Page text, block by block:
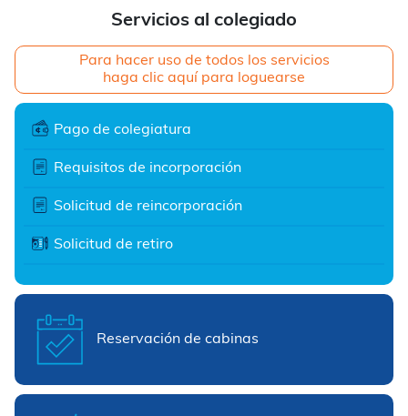
Servicios al colegiado
Para hacer uso de todos los servicios
haga clic aquí para loguearse
Pago de colegiatura
Requisitos de incorporación
Solicitud de reincorporación
Solicitud de retiro
Reservación de cabinas